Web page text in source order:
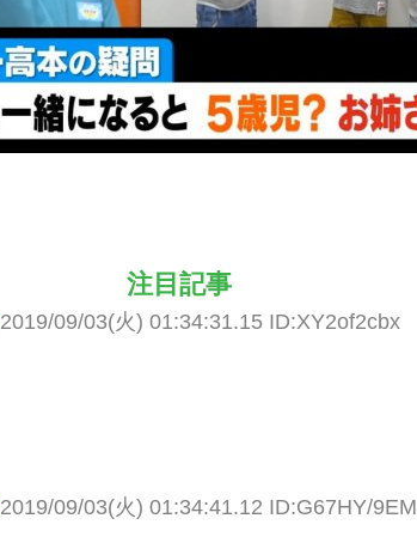
注目記事
2019/09/03(火) 01:34:31.15 ID:XY2of2cbx
2019/09/03(火) 01:34:41.12 ID:G67HY/9EM